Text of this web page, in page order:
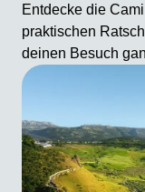
Entdecke die
praktischen
deinen Besuch